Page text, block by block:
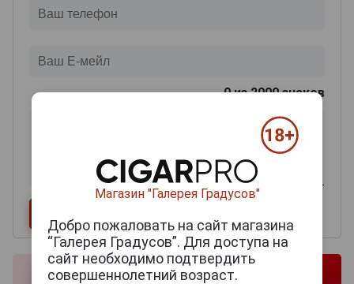
0из 2000 знаков
Магазин "Галерея Градусов"
Добро пожаловать на сайт магазина
“Галерея Градусов”. Для доступа на
сайт необходимо подтвердить
совершеннолетний возраст.